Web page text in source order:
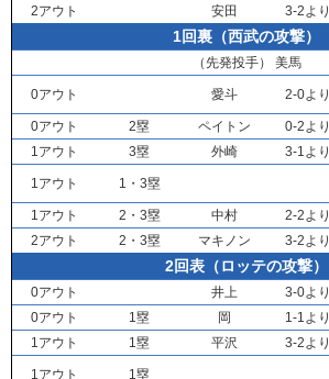
2アウト
安田 3-2より
1回裏（西武の攻撃）
（先発投手） 美馬
0アウト 愛斗 2-0より
0アウト
2塁 ペイトン 0-2より
1アウト
3塁 外崎 3-1より
1アウト 1・3塁
1アウト
2・3塁 中村 2-2より
2アウト
2・3塁 マキノン 3-2より
2回表（ロッテの攻撃）
0アウト 井上 3-0より
0アウト
1塁 岡 1-1より
1アウト
1塁 平沢 3-2より
1アウト 1塁